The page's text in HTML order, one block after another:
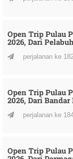
Open Trip Pulau
2026, Dari
perjalanan ke
Open Trip Pulau
2026, Dari
perjalanan ke
Open Trip Pulau